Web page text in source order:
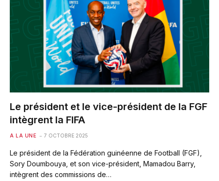
Le président et le vice-président de la FGF
intègrent la FIFA
A LA UNE 7 OCTOBRE 2025
Le président de la Fédération guinéenne de Football (FGF),
Sory Doumbouya, et son vice-président, Mamadou Barry,
intègrent des commissions de…